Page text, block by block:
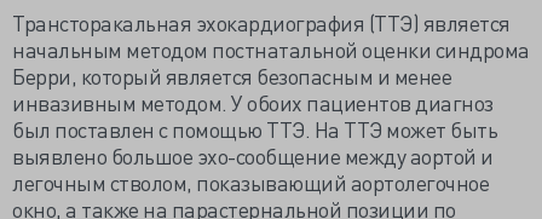
Трансторакальная эхокардиография (ТТЭ) является
начальным методом постнатальной оценки синдрома
Берри, который является безопасным и менее
инвазивным методом. У обоих пациентов диагноз
был поставлен с помощью ТТЭ. На ТТЭ может быть
выявлено большое эхо-сообщение между аортой и
легочным стволом, показывающий аортолегочное
окно, а также на парастернальной позиции по